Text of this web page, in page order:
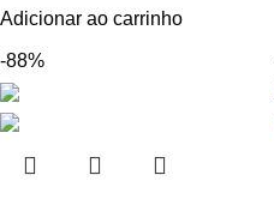
Adicionar ao carrinho
-88%